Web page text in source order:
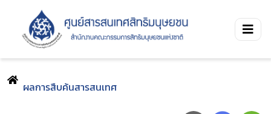
ผลการสืบค้นสารสนเทศ